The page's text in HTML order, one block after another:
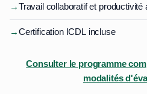
→Travail collaboratif et
→Certification ICDL incluse
Consulter le programme
modalités